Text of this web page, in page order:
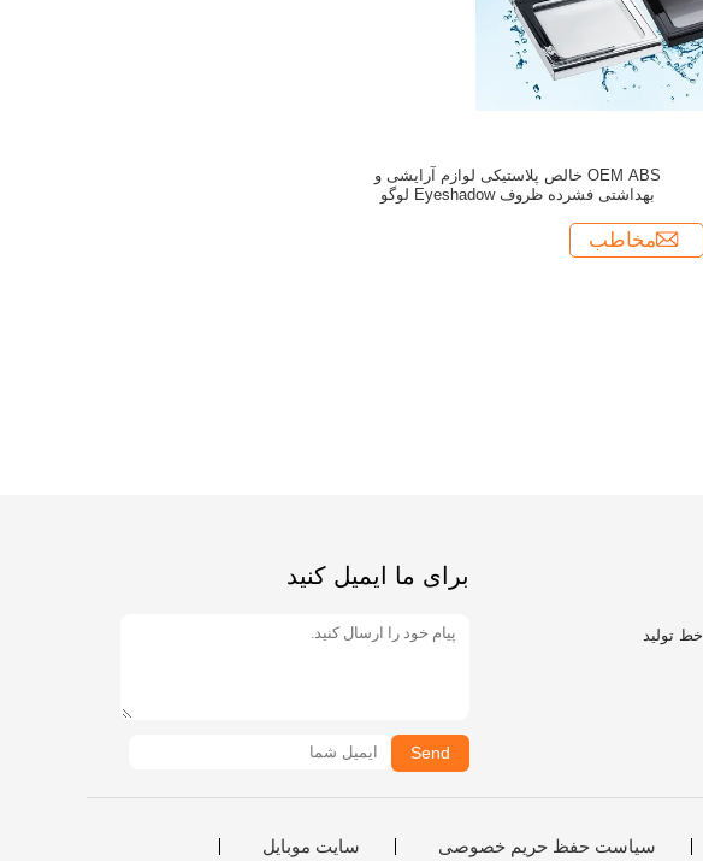
OEM ABS خالص پلاستیکی لوازم آرایشی و
بهداشتی فشرده ظروف Eyeshadow لوگو
مخاطب
خط تولید
برای ما ایمیل کنید
Send
سیاست حفظ حریم خصوصی سایت موبایل